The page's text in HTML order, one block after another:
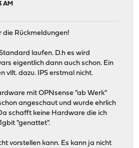
AM
die Rückmeldungen!
laufen. D.h es wird
eigentlich dann auch schon. Ein
vllt. dazu. IPS erstmal nicht.
mit OPNsense "ab Werk"
angeschaut und wurde ehrlich
schafft keine Hardware die ich
"genattet".
vorstellen kann. Es kann ja nicht